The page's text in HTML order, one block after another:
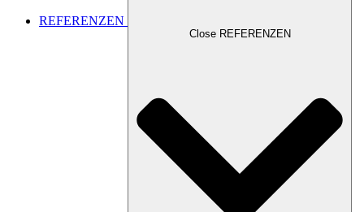
REFERENZEN
Close REFERENZEN